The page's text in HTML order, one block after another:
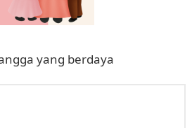
yang berdaya